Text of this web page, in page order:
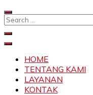
Skip
to
Search
SKYLIFTHOME
TENTANG KAMI
LAYANAN
KONTAK